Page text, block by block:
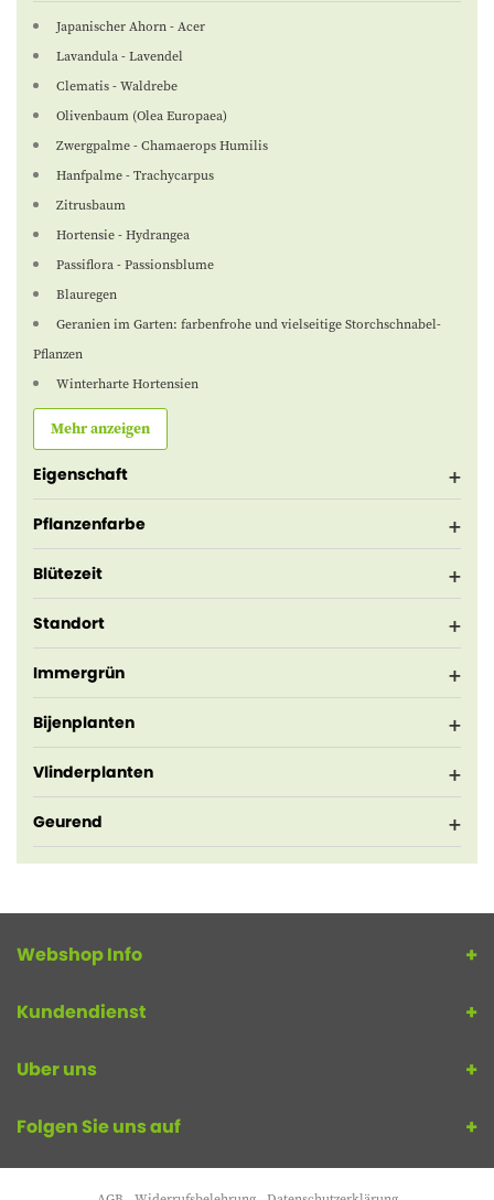
Japanischer Ahorn - Acer
Lavandula - Lavendel
Clematis - Waldrebe
Olivenbaum (Olea Europaea)
Zwergpalme - Chamaerops Humilis
Hanfpalme - Trachycarpus
Zitrusbaum
Hortensie - Hydrangea
Passiflora - Passionsblume
Blauregen
Geranien im Garten: farbenfrohe und vielseitige Storchschnabel-
Pflanzen
Winterharte Hortensien
Mehr anzeigen
Eigenschaft
Pflanzenfarbe
Blütezeit
Standort
Immergrün
Bijenplanten
Vlinderplanten
Geurend
Webshop Info
Kundendienst
Uber uns
Folgen Sie uns auf